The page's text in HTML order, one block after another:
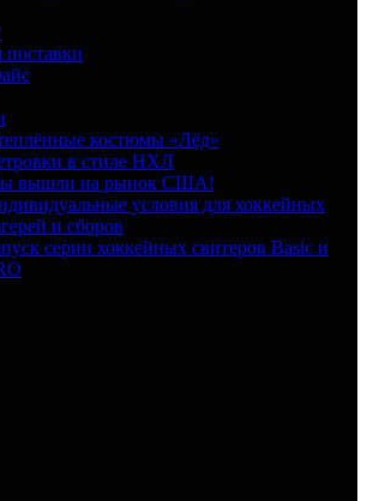
поставки
костюмы «Лёд»
в стиле НХЛ
вышли на рынок США!
условия для хоккейных
и сборов
серии хоккейных свитеров Basic и